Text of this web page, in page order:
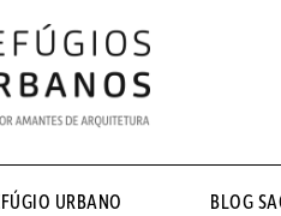
URBANO BLOG